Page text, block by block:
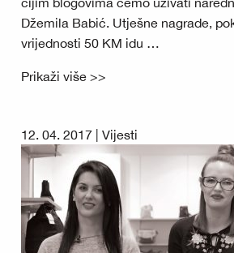
Džemila Babić. Utješne nagrade,
vrijednosti 50 KM idu …
Prikaži više >>
12. 04. 2017 | Vijesti